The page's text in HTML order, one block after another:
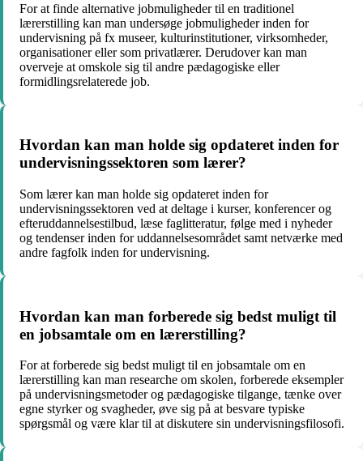
For at finde alternative jobmuligheder til en traditionel
lærerstilling kan man undersøge jobmuligheder inden for
undervisning på fx museer, kulturinstitutioner, virksomheder,
organisationer eller som privatlærer. Derudover kan man
overveje at omskole sig til andre pædagogiske eller
formidlingsrelaterede job.
Hvordan kan man holde sig opdateret inden for
undervisningssektoren som lærer?
Som lærer kan man holde sig opdateret inden for
undervisningssektoren ved at deltage i kurser, konferencer og
efteruddannelsestilbud, læse faglitteratur, følge med i nyheder
og tendenser inden for uddannelsesområdet samt netværke med
andre fagfolk inden for undervisning.
Hvordan kan man forberede sig bedst muligt til
en jobsamtale om en lærerstilling?
For at forberede sig bedst muligt til en jobsamtale om en
lærerstilling kan man researche om skolen, forberede eksempler
på undervisningsmetoder og pædagogiske tilgange, tænke over
egne styrker og svagheder, øve sig på at besvare typiske
spørgsmål og være klar til at diskutere sin undervisningsfilosofi.